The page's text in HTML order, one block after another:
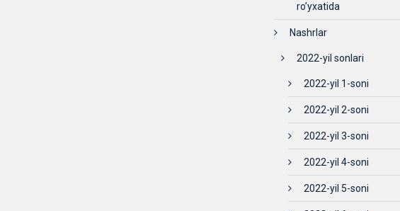
ro’yxatida
Nashrlar
2022-yil sonlari
2022-yil 1-soni
2022-yil 2-soni
2022-yil 3-soni
2022-yil 4-soni
2022-yil 5-soni